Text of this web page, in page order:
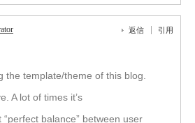
返信 引用
the template/theme of this blog.
A lot of times it’s
balance” between user